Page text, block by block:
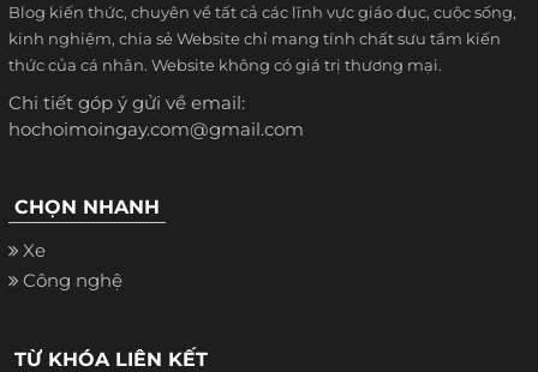
Blog kiến thức, chuyên về tất cả các lĩnh vực giáo dục, cuộc sống,
kinh nghiệm, chia sẻ Website chỉ mang tính chất sưu tầm kiến
thức của cá nhân. Website không có giá trị thương mại.
Chi tiết góp ý gửi về email:
hochoimoingay.com@gmail.com
CHỌN NHANH
Xe
Công nghệ
TỪ KHÓA LIÊN KẾT